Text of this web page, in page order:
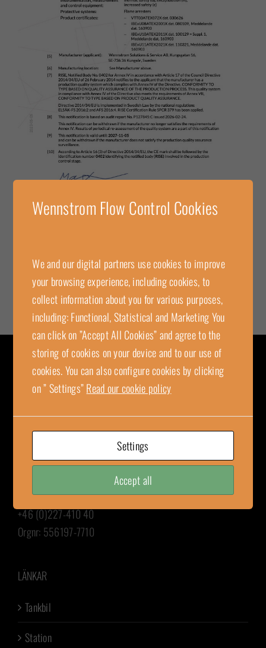
templtokenlogin | 2026-03-12 | Uncategorized | 0 kommentarer
KONTAKT
SE-736 36 Kungsör, Sweden
wfab@wennstrom.com
faktura.wfab@wennstrom.com
order@wennstrom.com
+46 (0)227-410 40
Orgnr: 556197-7710
LÄNKAR
Tankbil
Station
Wennstrom Flow Control Cookies
We and our digital partners use cookies to improve
your browsing experience, including cookies, to
collect information about you for various purposes,
including: Functional, Statistical and Marketing You
can click on ”Accept All Cookies” and agree to the
storing of cookies on your device and to our use of
cookies. You can also configure cookies by clicking
on ” Settings”Read our cookie policy
Settings
Accept all